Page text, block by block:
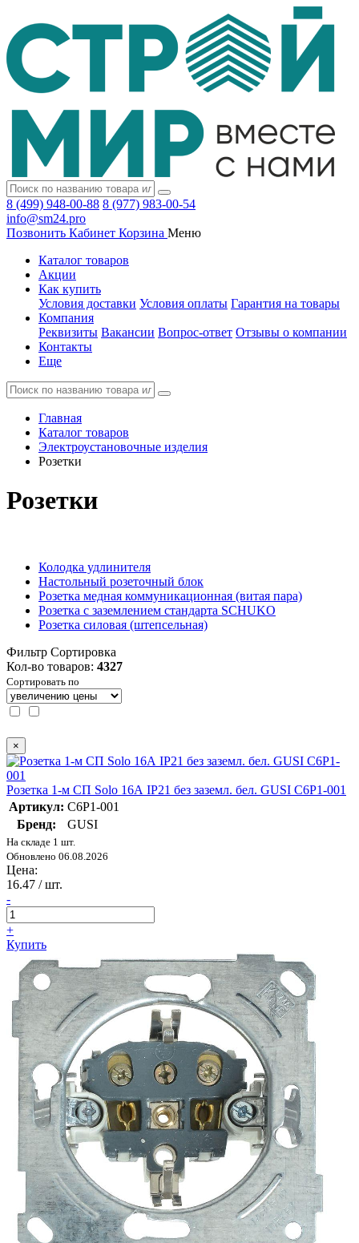
8 (499) 948-00-88 8 (977) 983-00-54
info@sm24.pro
Позвонить Кабинет Корзина Меню
Каталог товаров
Акции
Как купить
Условия доставки Условия оплаты Гарантия на товары
Компания
Реквизиты Вакансии Вопрос-ответ Отзывы о компании
Контакты
Еще
Главная
Каталог товаров
Электроустановочные изделия
Розетки
Розетки
Колодка удлинителя
Настольный розеточный блок
Розетка медная коммуникационная (витая пара)
Розетка с заземлением стандарта SCHUKO
Розетка силовая (штепсельная)
Фильтр Сортировка
Кол-во товаров: 4327
Сортировать по
×
Розетка 1-м СП Solo 16А IP21 без заземл. бел. GUSI С6Р1-001
Артикул: С6Р1-001
Бренд:
GUSI
На складе 1 шт.
Обновлено 06.08.2026
Цена:
16.47 / шт.
-
+
Купить